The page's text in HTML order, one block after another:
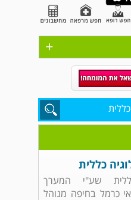
+
כללית
שע"י המערך
כרמל בחיפה מנוהל